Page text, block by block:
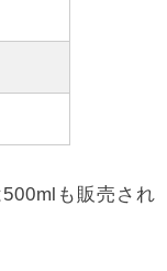
も販売され